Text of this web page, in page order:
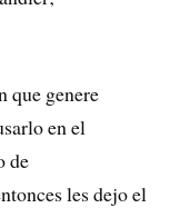
que genere
en el
de
les dejo el